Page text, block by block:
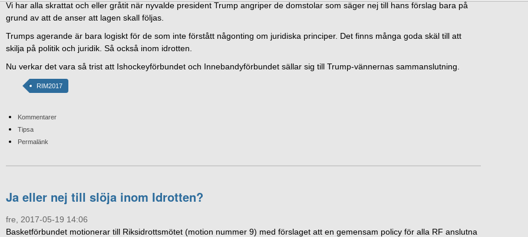
Vi har alla skrattat och eller gråtit när nyvalde president Trump angriper de domstolar som säger nej till hans förslag bara på
grund av att de anser att lagen skall följas.
Trumps agerande är bara logiskt för de som inte förstått någonting om juridiska principer. Det finns många goda skäl till att
skilja på politik och juridik. Så också inom idrotten.
Nu verkar det vara så trist att Ishockeyförbundet och Innebandyförbundet sällar sig till Trump-vännernas sammanslutning.
RIM2017
Kommentarer
Tipsa
Permalänk
Ja eller nej till slöja inom Idrotten?
fre, 2017-05-19 14:06
Basketförbundet motionerar till Riksidrottsmötet (motion nummer 9) med förslaget att en gemensam policy för alla RF anslutna